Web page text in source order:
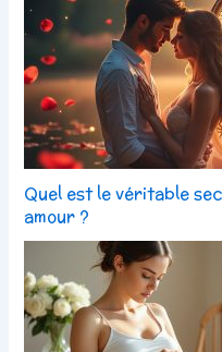
Quel est le véritable
amour ?